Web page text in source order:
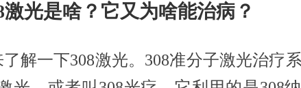
激光是啥？它又为啥能治病？
解一下308激光。308准分子激光治疗系